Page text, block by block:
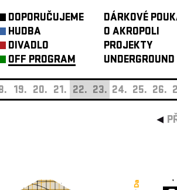
DOPORUČUJEME
HUDBA
DIVADLO
OFF PROGRAM
DÁRKOVÉ
O AKROPOLI
PROJEKTY
UNDERGROUND
19. 20. 21. 22. 23. 24. 25. 26.